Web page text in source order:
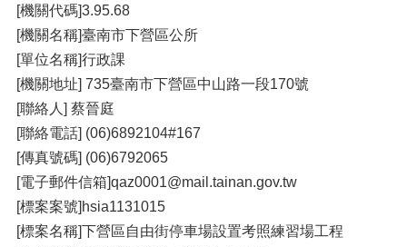
[機關代碼]3.95.68
[機關名稱]臺南市下營區公所
[單位名稱]行政課
[機關地址] 735臺南市下營區中山路一段170號
[聯絡人] 蔡晉庭
[聯絡電話] (06)6892104#167
[傳真號碼] (06)6792065
[電子郵件信箱]qaz0001@mail.tainan.gov.tw
[標案案號]hsia1131015
[標案名稱]下營區自由街停車場設置考照練習場工程